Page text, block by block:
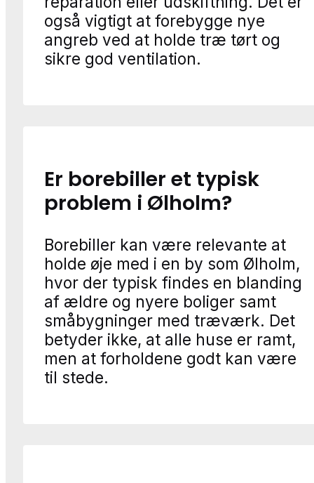
også vigtigt at forebygge nye
angreb ved at holde træ tørt og
sikre god ventilation.
Er borebiller et typisk
problem i Ølholm?
Borebiller kan være relevante at
holde øje med i en by som Ølholm,
hvor der typisk findes en blanding
af ældre og nyere boliger samt
småbygninger med træværk. Det
betyder ikke, at alle huse er ramt,
men at forholdene godt kan være
til stede.